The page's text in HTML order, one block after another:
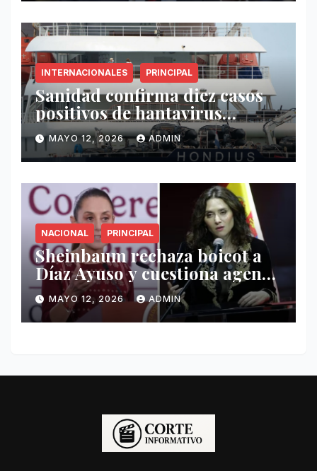
INTERNACIONALES PRINCIPAL
Sanidad confirma diez casos
positivos de hantavirus
vinculados al crucero MV
Hondius
MAYO 12, 2026 ADMIN
NACIONAL PRINCIPAL
Sheinbaum rechaza boicot a
Díaz Ayuso y cuestiona agenda
de funcionaria española
MAYO 12, 2026 ADMIN